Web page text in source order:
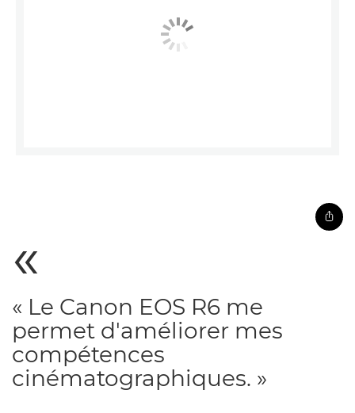
« Le Canon EOS R6 me
permet d'améliorer mes
compétences
cinématographiques. »